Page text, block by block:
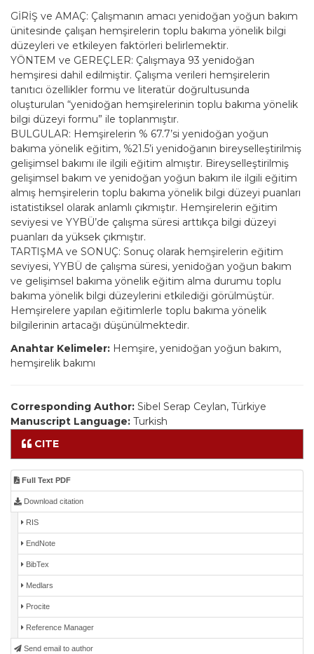
GİRİŞ ve AMAÇ: Çalışmanın amacı yenidoğan yoğun bakım
ünitesinde çalışan hemşirelerin toplu bakıma yönelik bilgi
düzeyleri ve etkileyen faktörleri belirlemektir.
YÖNTEM ve GEREÇLER: Çalışmaya 93 yenidoğan
hemşiresi dahil edilmiştir. Çalışma verileri hemşirelerin
tanıtıcı özellikler formu ve literatür doğrultusunda
oluşturulan “yenidoğan hemşirelerinin toplu bakıma yönelik
bilgi düzeyi formu” ile toplanmıştır.
BULGULAR: Hemşirelerin % 67.7’si yenidoğan yoğun
bakıma yönelik eğitim, %21.5’i yenidoğanın bireyselleştirilmiş
gelişimsel bakımı ile ilgili eğitim almıştır. Bireyselleştirilmiş
gelişimsel bakım ve yenidoğan yoğun bakım ile ilgili eğitim
almış hemşirelerin toplu bakıma yönelik bilgi düzeyi puanları
istatistiksel olarak anlamlı çıkmıştır. Hemşirelerin eğitim
seviyesi ve YYBÜ’de çalışma süresi arttıkça bilgi düzeyi
puanları da yüksek çıkmıştır.
TARTIŞMA ve SONUÇ: Sonuç olarak hemşirelerin eğitim
seviyesi, YYBÜ de çalışma süresi, yenidoğan yoğun bakım
ve gelişimsel bakıma yönelik eğitim alma durumu toplu
bakıma yönelik bilgi düzeylerini etkilediği görülmüştür.
Hemşirelere yapılan eğitimlerle toplu bakıma yönelik
bilgilerinin artacağı düşünülmektedir.
Anahtar Kelimeler: Hemşire, yenidoğan yoğun bakım,
hemşirelik bakımı
Corresponding Author: Sibel Serap Ceylan, Türkiye
Manuscript Language: Turkish
CITE
Full Text PDF
Download citation
RIS
EndNote
BibTex
Medlars
Procite
Reference Manager
Send email to author